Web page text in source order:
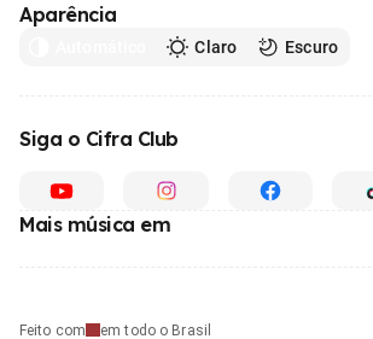
Aparência
Claro Escuro
Siga o Cifra Club
Mais música em
Feito com em todo o Brasil